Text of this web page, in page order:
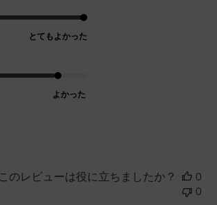
とてもよかった
よかった
このレビューは役に立ちましたか？
0
0